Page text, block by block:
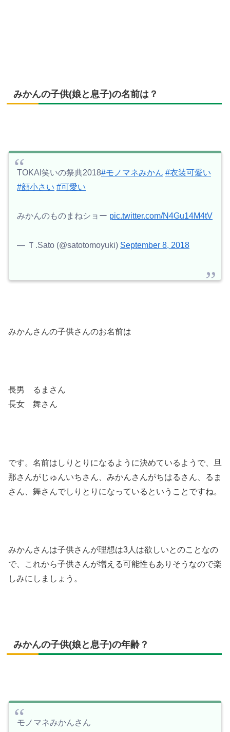
みかんの子供(娘と息子)の名前は？
TOKAI笑いの祭典2018#モノマネみかん #衣装可愛い
#顔小さい #可愛い
みかんのものまねショー pic.twitter.com/N4Gu14M4tV
— Ｔ.Sato (@satotomoyuki) September 8, 2018
みかんさんの子供さんのお名前は
長男 るまさん
長女 舞さん
です。名前はしりとりになるように決めているようで、旦
那さんがじゅんいちさん、みかんさんがちはるさん、るま
さん、舞さんでしりとりになっているということですね。
みかんさんは子供さんが理想は3人は欲しいとのことなの
で、これから子供さんが増える可能性もありそうなので楽
しみにしましょう。
みかんの子供(娘と息子)の年齢？
モノマネみかんさん